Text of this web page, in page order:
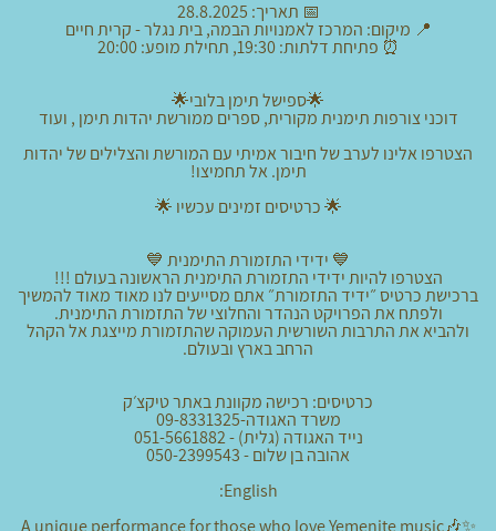
📅 תאריך: 28.8.2025
📍 מיקום: המרכז לאמנויות הבמה, בית נגלר - קרית חיים
⏰ פתיחת דלתות: 19:30, תחילת מופע: 20:00
🌟ספישל תימן בלובי🌟
דוכני צורפות תימנית מקורית, ספרים ממורשת יהדות תימן , ועוד
הצטרפו אלינו לערב של חיבור אמיתי עם המורשת והצלילים של יהדות
תימן. אל תחמיצו!
🌟 כרטיסים זמינים עכשיו 🌟
💙 ידידי התזמורת התימנית 💙
הצטרפו להיות ידידי התזמורת התימנית הראשונה בעולם !!!
ברכישת כרטיס ״ידיד התזמורת״ אתם מסייעים לנו מאוד מאוד להמשיך
ולפתח את הפרויקט הנהדר והחלוצי של התזמורת התימנית.
ולהביא את התרבות השורשית העמוקה שהתזמורת מייצגת אל הקהל
הרחב בארץ ובעולם.
כרטיסים: רכישה מקוונת באתר טיקצ׳ק
משרד האגודה-09-8331325
נייד האגודה (גלית) - 051-5661882
אהובה בן שלום - 050-2399543
English:
✨🎶A unique performance for those who love Yemenite music